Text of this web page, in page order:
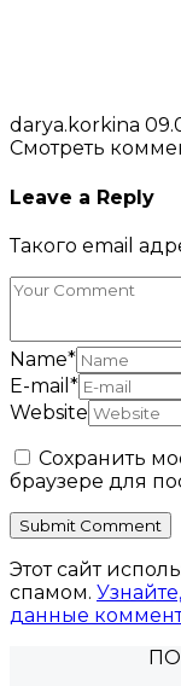
darya.korkina
Смотреть
Leave a Reply
Такого email
Name*
E-mail *
Website
Сохранить
браузере для
Этот сайт
спамом.
данные